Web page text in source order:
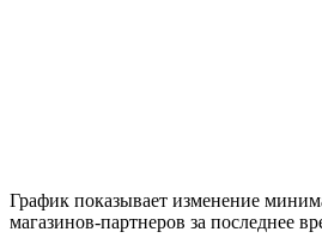
График показывает изменение
магазинов-партнеров за последнее